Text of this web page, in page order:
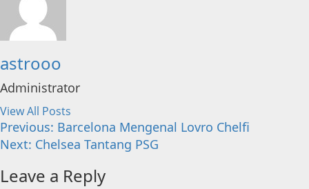
astrooo
Administrator
View All Posts
Post
navigation
Previous: Barcelona Mengenal Lovro Chelfi
Next: Chelsea Tantang PSG
Leave a Reply